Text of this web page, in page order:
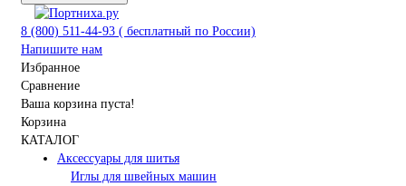
8 (800) 511-44-93 ( бесплатный по России)
Напишите нам
Избранное
Сравнение
Ваша корзина пуста!
Корзина
КАТАЛОГ
Аксессуары для шитья
Иглы для швейных машин